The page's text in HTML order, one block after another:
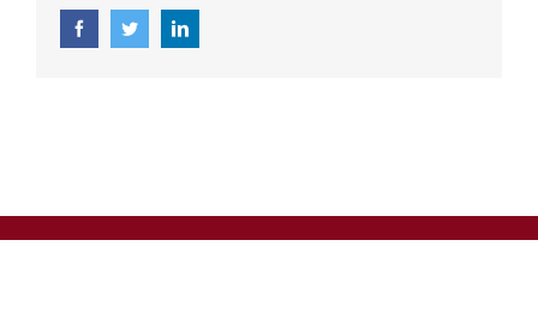
FacebookTwitterLinkedin